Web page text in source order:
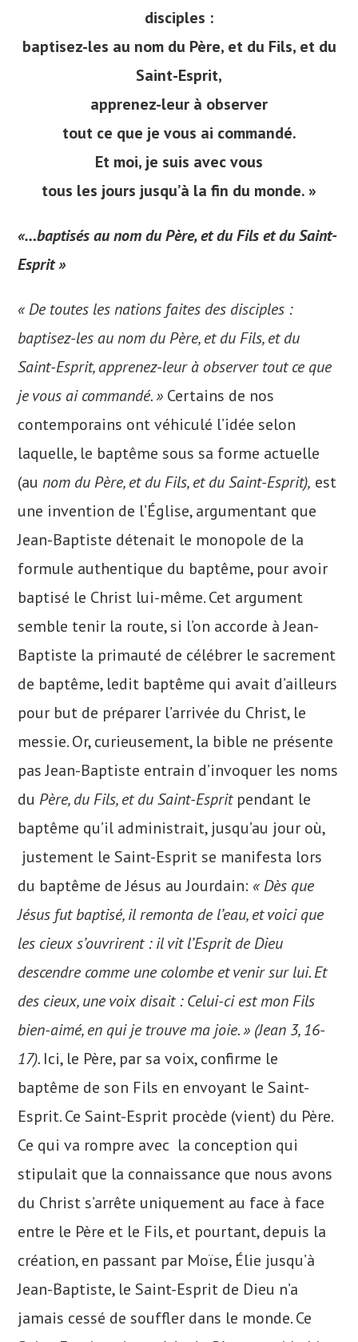
disciples :
baptisez-les au nom du Père, et du Fils, et du
Saint-Esprit,
apprenez-leur à observer
tout ce que je vous ai commandé.
Et moi, je suis avec vous
tous les jours jusqu’à la fin du monde. »
«…baptisés au nom du Père, et du Fils et du Saint-
Esprit »
« De toutes les nations faites des disciples :
baptisez-les au nom du Père, et du Fils, et du
Saint-Esprit, apprenez-leur à observer tout ce que
je vous ai commandé. » Certains de nos
contemporains ont véhiculé l’idée selon
laquelle, le baptême sous sa forme actuelle
(aunom du Père, et du Fils, et du Saint-Esprit), est
une invention de l’Église, argumentant que
Jean-Baptiste détenait le monopole de la
formule authentique du baptême, pour avoir
baptisé le Christ lui-même. Cet argument
semble tenir la route, si l’on accorde à Jean-
Baptiste la primauté de célébrer le sacrement
de baptême, ledit baptême qui avait d’ailleurs
pour but de préparer l’arrivée du Christ, le
messie. Or, curieusement, la bible ne présente
pas Jean-Baptiste entrain d’invoquer les noms
du Père, du Fils, et du Saint-Esprit pendant le
baptême qu’il administrait, jusqu’au jour où,
justement le Saint-Esprit se manifesta lors
du baptême de Jésus au Jourdain: « Dès que
Jésus fut baptisé, il remonta de l’eau, et voici que
les cieux s’ouvrirent : il vit l’Esprit de Dieu
descendre comme une colombe et venir sur lui. Et
des cieux, une voix disait : Celui-ci est mon Fils
bien-aimé, en qui je trouve ma joie. » (Jean 3, 16-
17). Ici, le Père, par sa voix, confirme le
baptême de son Fils en envoyant le Saint-
Esprit. Ce Saint-Esprit procède (vient) du Père.
Ce qui va rompre avec la conception qui
stipulait que la connaissance que nous avons
du Christ s’arrête uniquement au face à face
entre le Père et le Fils, et pourtant, depuis la
création, en passant par Moïse, Élie jusqu’à
Jean-Baptiste, le Saint-Esprit de Dieu n’a
jamais cessé de souffler dans le monde. Ce